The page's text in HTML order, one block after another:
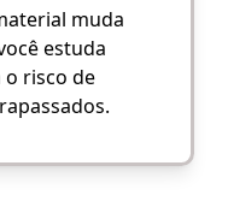
muda
estuda
o risco de